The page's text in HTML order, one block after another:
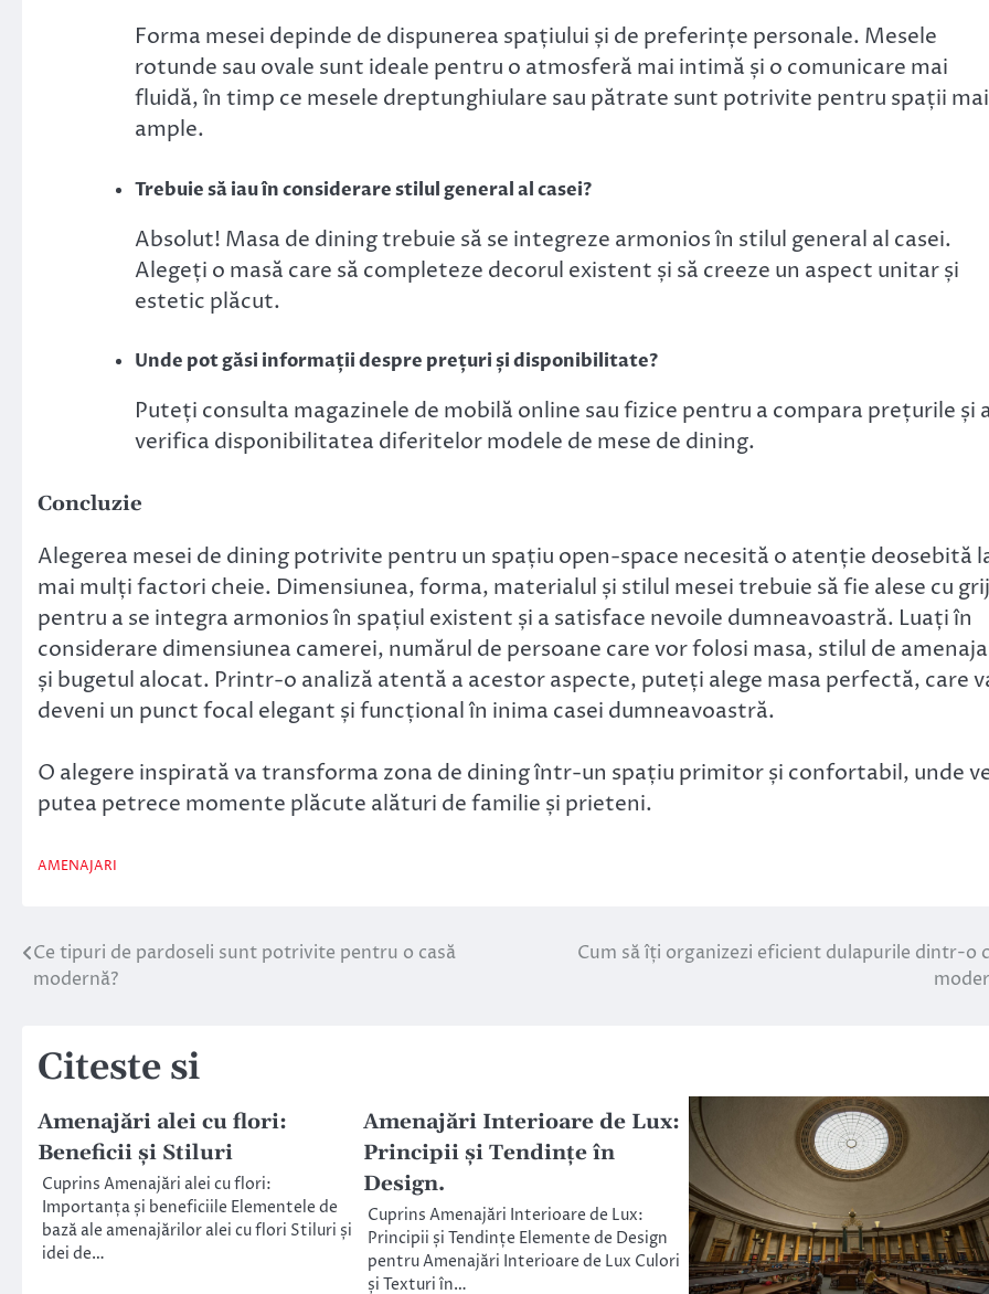
Forma mesei depinde de dispunerea spațiului și de preferințe personale. Mesele
rotunde sau ovale sunt ideale pentru o atmosferă mai intimă și o comunicare mai
fluidă, în timp ce mesele dreptunghiulare sau pătrate sunt potrivite pentru spații mai
ample.
Trebuie să iau în considerare stilul general al casei?
Absolut! Masa de dining trebuie să se integreze armonios în stilul general al casei.
Alegeți o masă care să completeze decorul existent și să creeze un aspect unitar și
estetic plăcut.
Unde pot găsi informații despre prețuri și disponibilitate?
Puteți consulta magazinele de mobilă online sau fizice pentru a compara prețurile și
verifica disponibilitatea diferitelor modele de mese de dining.
Concluzie
Alegerea mesei de dining potrivite pentru un spațiu open-space necesită o atenție deosebită
mai mulți factori cheie. Dimensiunea, forma, materialul și stilul mesei trebuie să fie alese cu
pentru a se integra armonios în spațiul existent și a satisface nevoile dumneavoastră. Luați în
considerare dimensiunea camerei, numărul de persoane care vor folosi masa, stilul de
și bugetul alocat. Printr-o analiză atentă a acestor aspecte, puteți alege masa perfectă, care
deveni un punct focal elegant și funcțional în inima casei dumneavoastră.
O alegere inspirată va transforma zona de dining într-un spațiu primitor și confortabil, unde
putea petrece momente plăcute alături de familie și prieteni.
AMENAJARI
Navigare
Ce tipuri de pardoseli sunt potrivite pentru o casă
modernă?
Cum să îți organizezi eficient dulapurile dintr-o
Citeste si
Amenajări alei cu flori:
Beneficii și Stiluri
Cuprins Amenajări alei cu flori:
Importanța și beneficiile Elementele de
bază ale amenajărilor alei cu flori Stiluri și
idei de…
Amenajări Interioare de Lux:
Principii și Tendințe în
Design.
Cuprins Amenajări Interioare de Lux:
Principii și Tendințe Elemente de Design
pentru Amenajări Interioare de Lux Culori
și Texturi în…